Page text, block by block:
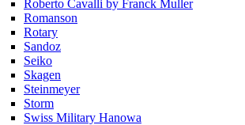
Roberto Cavalli by Franck Muller
Romanson
Rotary
Sandoz
Seiko
Skagen
Steinmeyer
Storm
Swiss Military Hanowa